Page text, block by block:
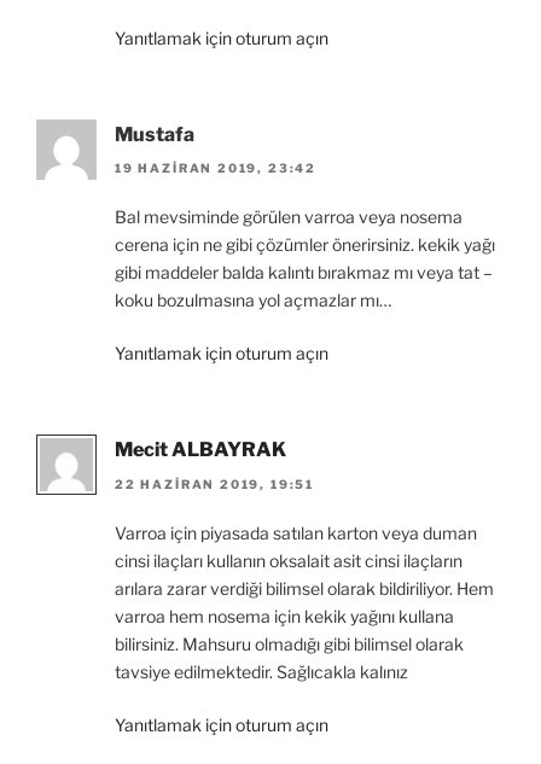
Yanıtlamak için oturum açın
Mustafa
19 HAZIRAN 2019, 23:42
Bal mevsiminde görülen varroa veya nosema
cerena için ne gibi çözümler önerirsiniz. kekik yağı
gibi maddeler balda kalıntı bırakmaz mı veya tat –
koku bozulmasına yol açmazlar mı…
Yanıtlamak için oturum açın
Mecit ALBAYRAK
22 HAZIRAN 2019, 19:51
Varroa için piyasada satılan karton veya duman
cinsi ilaçları kullanın oksalait asit cinsi ilaçların
arılara zarar verdiği bilimsel olarak bildiriliyor. Hem
varroa hem nosema için kekik yağını kullana
bilirsiniz. Mahsuru olmadığı gibi bilimsel olarak
tavsiye edilmektedir. Sağlıcakla kalınız
Yanıtlamak için oturum açın